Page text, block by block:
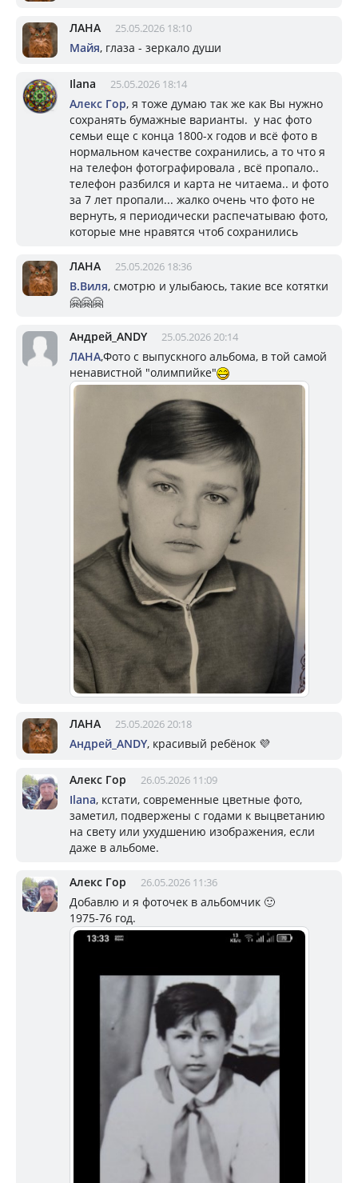
ЛАНА 25.05.2026 18:10
Майя, глаза - зеркало души
Ilana 25.05.2026 18:14
Алекс Гор, я тоже думаю так же как Вы нужно
сохранять бумажные варианты. у нас фото
семьи еще с конца 1800-х годов и всё фото в
нормальном качестве сохранились, а то что я
на телефон фотографировала , всё пропало..
телефон разбился и карта не читаема.. и фото
за 7 лет пропали... жалко очень что фото не
вернуть, я периодически распечатываю фото,
которые мне нравятся чтоб сохранились
ЛАНА 25.05.2026 18:36
В.Виля, смотрю и улыбаюсь, такие все котятки
🤗🤗🤗
Андрей_ANDY 25.05.2026 20:14
ЛАНА,Фото с выпускного альбома, в той самой
ненавистной "олимпийке"
ЛАНА 25.05.2026 20:18
Андрей_ANDY, красивый ребёнок 💜
Алекс Гор 26.05.2026 11:09
Ilana, кстати, современные цветные фото,
заметил, подвержены с годами к выцветанию
на свету или ухудшению изображения, если
даже в альбоме.
Алекс Гор 26.05.2026 11:36
Добавлю и я фоточек в альбомчик 🙂
1975-76 год.